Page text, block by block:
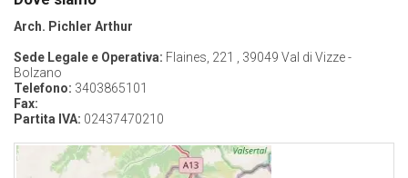
Arch. Pichler Arthur
Sede Legale e Operativa: Flaines, 221 , 39049 Val di Vizze -
Bolzano
Telefono: 3403865101
Fax:
Partita IVA: 02437470210